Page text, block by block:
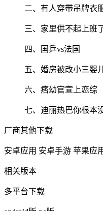
二、有人穿带吊牌衣
三、家里供不起上班
四、国乒vs法国
五、婚房被改小三婴
六、痞幼官宣上恋综
七、迪丽热巴你根本
厂商其他下载
安卓应用 安卓手游 苹果应
相关版本
多平台下载